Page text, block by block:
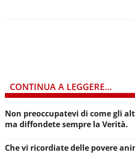
CONTINUA A LEGGERE...
Non preoccupatevi di come gli
ma diffondete sempre la Verità.
Che vi ricordiate delle povere